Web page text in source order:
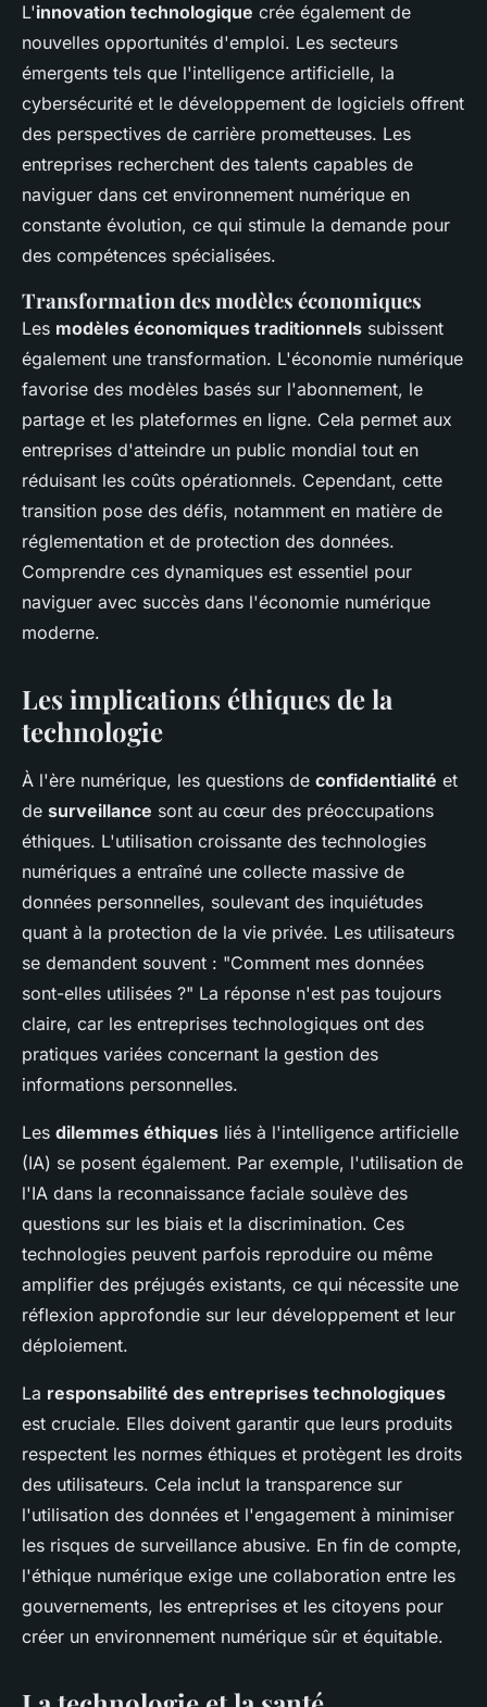
L'innovation technologique crée également de
nouvelles opportunités d'emploi. Les secteurs
émergents tels que l'intelligence artificielle, la
cybersécurité et le développement de logiciels offrent
des perspectives de carrière prometteuses. Les
entreprises recherchent des talents capables de
naviguer dans cet environnement numérique en
constante évolution, ce qui stimule la demande pour
des compétences spécialisées.
Transformation des modèles économiques
Les modèles économiques traditionnels subissent
également une transformation. L'économie numérique
favorise des modèles basés sur l'abonnement, le
partage et les plateformes en ligne. Cela permet aux
entreprises d'atteindre un public mondial tout en
réduisant les coûts opérationnels. Cependant, cette
transition pose des défis, notamment en matière de
réglementation et de protection des données.
Comprendre ces dynamiques est essentiel pour
naviguer avec succès dans l'économie numérique
moderne.
Les implications éthiques de la
technologie
À l'ère numérique, les questions de confidentialité et
de surveillance sont au cœur des préoccupations
éthiques. L'utilisation croissante des technologies
numériques a entraîné une collecte massive de
données personnelles, soulevant des inquiétudes
quant à la protection de la vie privée. Les utilisateurs
se demandent souvent : "Comment mes données
sont-elles utilisées ?" La réponse n'est pas toujours
claire, car les entreprises technologiques ont des
pratiques variées concernant la gestion des
informations personnelles.
Les dilemmes éthiques liés à l'intelligence artificielle
(IA) se posent également. Par exemple, l'utilisation de
l'IA dans la reconnaissance faciale soulève des
questions sur les biais et la discrimination. Ces
technologies peuvent parfois reproduire ou même
amplifier des préjugés existants, ce qui nécessite une
réflexion approfondie sur leur développement et leur
déploiement.
La responsabilité des entreprises technologiques
est cruciale. Elles doivent garantir que leurs produits
respectent les normes éthiques et protègent les droits
des utilisateurs. Cela inclut la transparence sur
l'utilisation des données et l'engagement à minimiser
les risques de surveillance abusive. En fin de compte,
l'éthique numérique exige une collaboration entre les
gouvernements, les entreprises et les citoyens pour
créer un environnement numérique sûr et équitable.